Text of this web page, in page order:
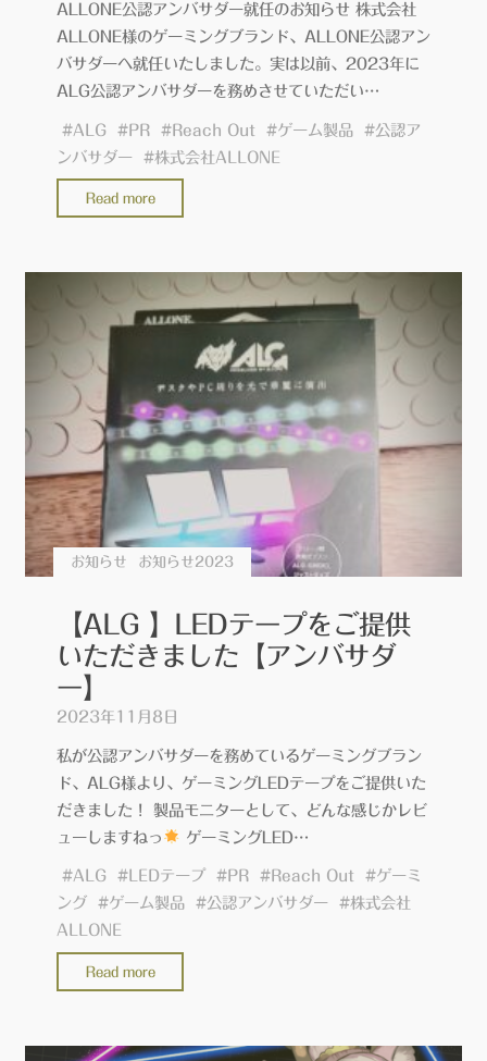
ー
式
社
ア
ー
#PR"
ALLONE公認アンバサダー就任のお知らせ 株式会社
ALLONE様のゲーミングブランド、ALLONE公認アン
バサダーへ就任いたしました。実は以前、2023年に
ALG公認アンバサダーを務めさせていただい…
#ALG #PR #Reach Out #ゲーム製品 #公認ア
ンバサダー
#株式会社ALLONE
Read more
ン
ダ
ー
に
し
ま
【株
式
社
お知らせ お知らせ2023
【ALG 】LEDテープをご提供
いただきました【アンバサダ
ー】
2023年11月8日
私が公認アンバサダーを務めているゲーミングブラン
ド、ALG様より、ゲーミングLEDテープをご提供いた
だきました！ 製品モニターとして、どんな感じかレビ
ューしますねっ
ゲーミングLED…
#ALG #LEDテープ #PR #Reach Out #ゲーミ
ング
#ゲーム製品 #公認アンバサダー #株式会社
ALLONE
Read more
テ